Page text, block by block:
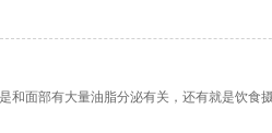
和面部有大量油脂分泌有关，还有就是饮食